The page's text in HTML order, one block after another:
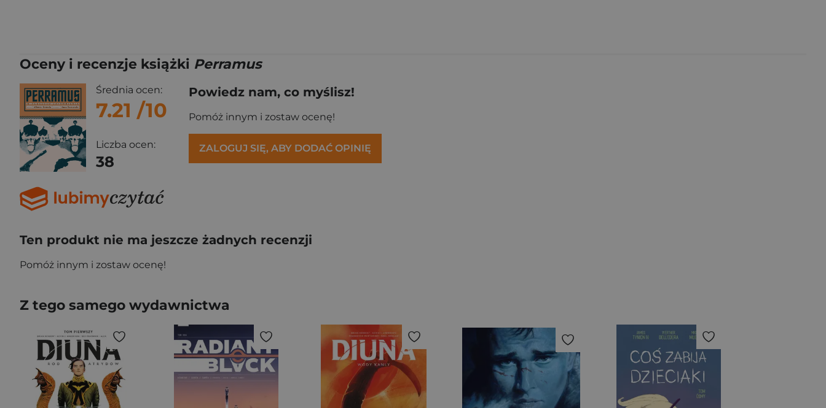
Oceny i recenzje książki Perramus
Średnia ocen:
7.21 /10
Liczba ocen:
38
Powiedz nam, co myślisz!
Pomóż innym i zostaw ocenę!
ZALOGUJ SIĘ, ABY DODAĆ OPINIĘ
Ten produkt nie ma jeszcze żadnych recenzji
Pomóż innym i zostaw ocenę!
Z tego samego wydawnictwa